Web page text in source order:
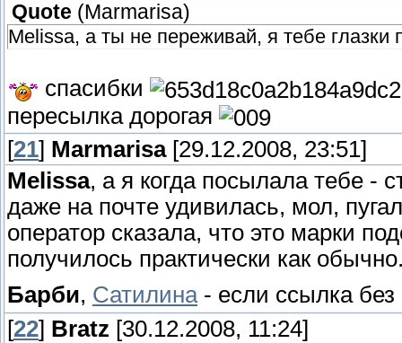
Quote (Marmarisa)
Melissa, а ты не переживай, я тебе
спасибки
пересылка дорогая
[21] Marmarisa[29.12.2008, 23:51]
Melissa, а я когда посылала тебе -
даже на почте удивилась, мол,
оператор сказала, что это марки
получилось практически как
Барби, Сатилина- если ссылка без
[22] Bratz [30.12.2008, 11:24]